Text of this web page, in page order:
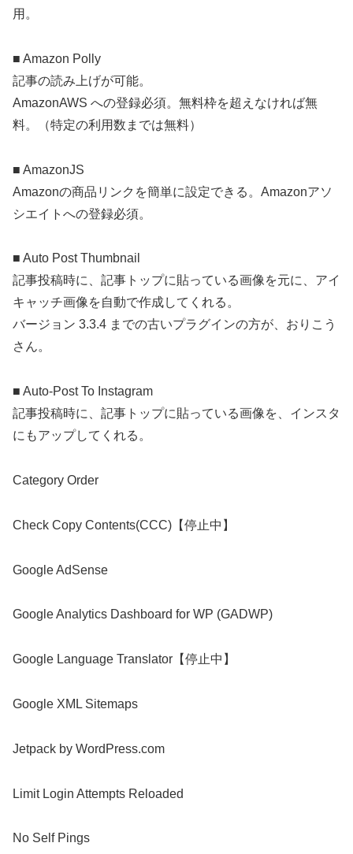
用。
■ Amazon Polly
記事の読み上げが可能。
AmazonAWS への登録必須。無料枠を超えなければ無
料。（特定の利用数までは無料）
■ AmazonJS
Amazonの商品リンクを簡単に設定できる。Amazonアソ
シエイトへの登録必須。
■ Auto Post Thumbnail
記事投稿時に、記事トップに貼っている画像を元に、アイ
キャッチ画像を自動で作成してくれる。
バージョン 3.3.4 までの古いプラグインの方が、おりこう
さん。
■ Auto-Post To Instagram
記事投稿時に、記事トップに貼っている画像を、インスタ
にもアップしてくれる。
Category Order
Check Copy Contents(CCC)【停止中】
Google AdSense
Google Analytics Dashboard for WP (GADWP)
Google Language Translator【停止中】
Google XML Sitemaps
Jetpack by WordPress.com
Limit Login Attempts Reloaded
No Self Pings